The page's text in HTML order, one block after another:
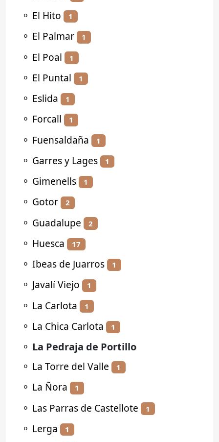
⚬ El Hito 1
⚬ El Palmar 1
⚬ El Poal 1
⚬ El Puntal 1
⚬ Eslida 1
⚬ Forcall 1
⚬ Fuensaldaña 1
⚬ Garres y Lages 1
⚬ Gimenells 1
⚬ Gotor 2
⚬ Guadalupe 2
⚬ Huesca 17
⚬ Ibeas de Juarros 1
⚬ Javalí Viejo 1
⚬ La Carlota 1
⚬ La Chica Carlota 1
⚬ La Pedraja de Portillo
⚬ La Torre del Valle 1
⚬ La Ñora 1
⚬ Las Parras de Castellote 1
⚬ Lerga 1